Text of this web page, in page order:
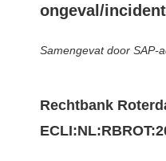
ongeval/
Samengevat door SAP-
Rechtbank